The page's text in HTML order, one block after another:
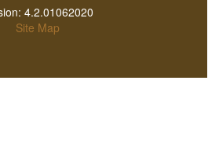
4.2.01062020
Site Map